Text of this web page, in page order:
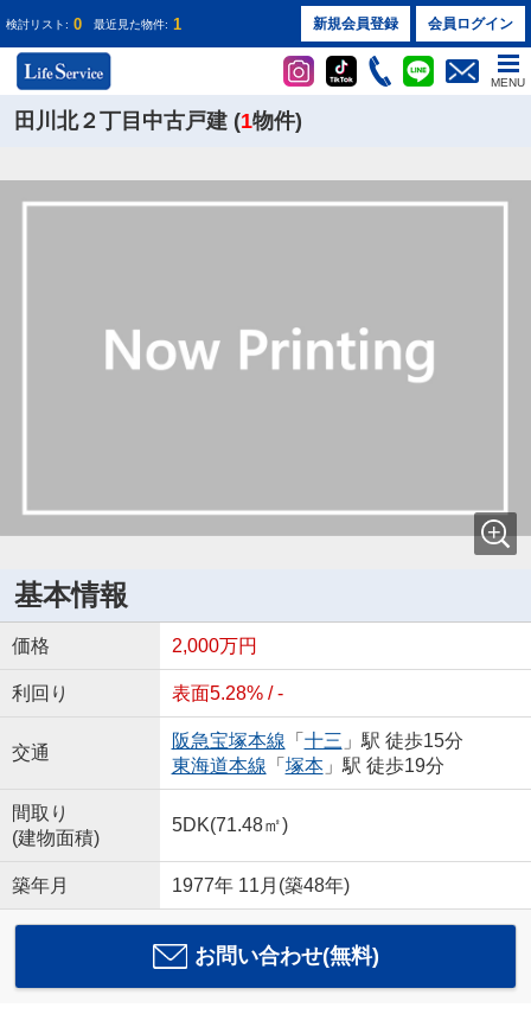
検討リスト: 0 最近見た物件: 1 新規会員登録 会員ログイン
MENU
田川北２丁目中古戸建 (1物件)
基本情報
価格 2,000万円
利回り 表面5.28% / -
交通
阪急宝塚本線 「 十三 」駅 徒歩15分
東海道本線 「 塚本」駅 徒歩19分
間取り
(建物面積)
5DK(71.48㎡)
築年月 1977年 11月(築48年)
お問い合わせ(無料)